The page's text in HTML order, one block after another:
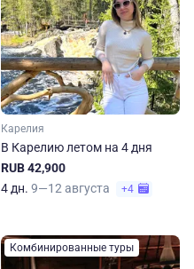
Карелия
В Карелию летом на 4 дня
RUB 42,900
4 дн. 9—12 августа +4
Комбинированные туры